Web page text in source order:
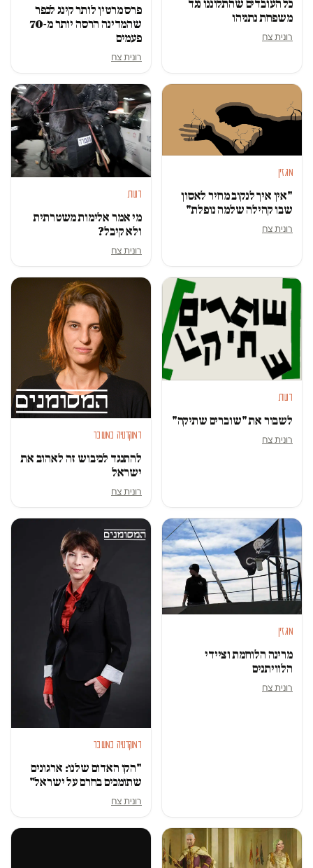
כל העובדים שהתלוננו נגד
משפחת נתניהו
רונית צח
פרס מרטין לותר קינג לכפר
שהמדינה הרסה יותר מ-70
פעמים
רונית צח
מגזין
"אין איך לנקוב מחיר לאסון
שבו קהילה שלמה נופלת"
רונית צח
דעות
מי אמר אלימות משטרתית
ולא קיבל?
רונית צח
דעות
לשבור את "שוברים שתיקה"
רונית צח דמוקרטיה במשבר
להתנגד לכיבוש זה לאהוב את
ישראל
רונית צח
מגזין
מרינה הלוחמת וציידי
הלוויתנים
רונית צח
דמוקרטיה במשבר
"הקו האדום שלנו: ארגונים
שתומכים בחרם על ישראל"
רונית צח